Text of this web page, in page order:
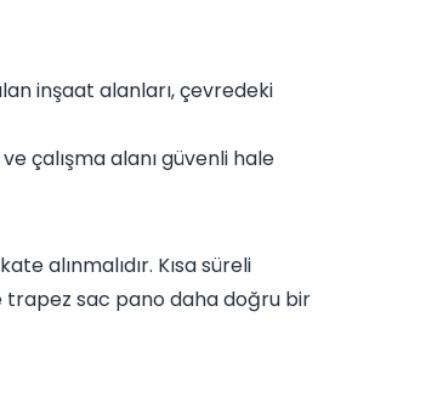
inşaat alanları, çevredeki
çalışma alanı güvenli hale
alınmalıdır. Kısa süreli
trapez sac pano daha doğru bir